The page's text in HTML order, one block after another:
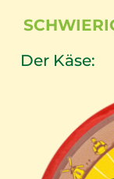
Der Käse: